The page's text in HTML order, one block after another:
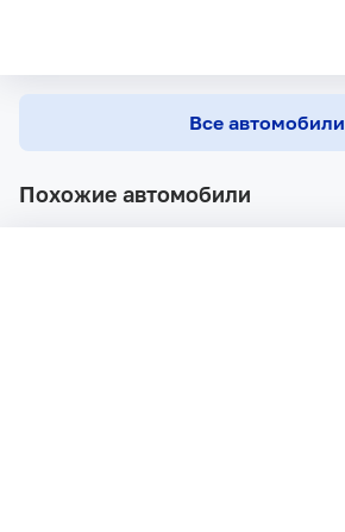
Все автомобили
Похожие автомобили